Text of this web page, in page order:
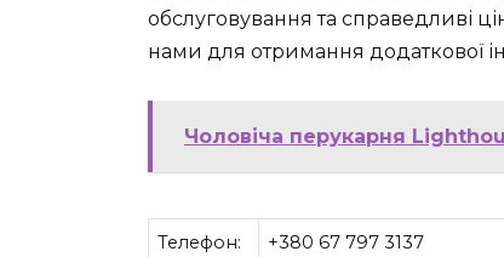
обслуговування та справедливі
нами для отримання додаткової
Чоловіча перукарня
Телефон: +380 67 797 3137